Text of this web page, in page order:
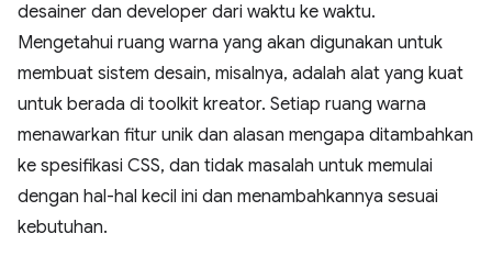
desainer dan developer dari waktu ke waktu.
Mengetahui ruang warna yang akan digunakan untuk
membuat sistem desain, misalnya, adalah alat yang kuat
untuk berada di toolkit kreator. Setiap ruang warna
menawarkan fitur unik dan alasan mengapa ditambahkan
ke spesifikasi CSS, dan tidak masalah untuk memulai
dengan hal-hal kecil ini dan menambahkannya sesuai
kebutuhan.